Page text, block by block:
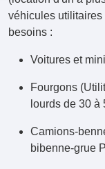
véhicules utilitaires
besoins :
Voitures et
Fourgons
lourds de 30 à
Camions-
bibenne-grue